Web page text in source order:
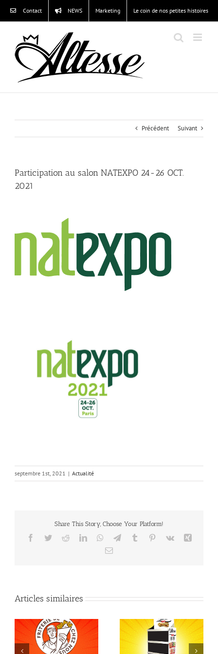
contenu
Contact NEWS Marketing Le coin de nos petites histoires
Précédent Suivant
Participation au salon NATEXPO 24-26 OCT.
2021
septembre 1st, 2021 | Actualité
Share This Story, Choose Your Platform!
Facebook
TwitterRedditLinkedInWhatsApp
TelegramTumblr Pinterest
Vk
Email
Articles similaires
Participation au salon
national Auchan avec la